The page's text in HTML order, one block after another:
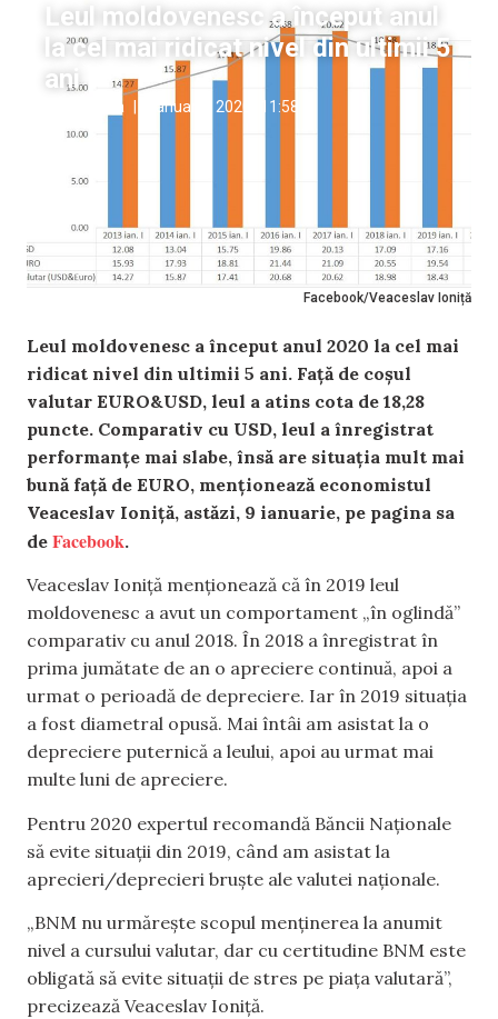
Facebook/Veaceslav Ioniță
Leul moldovenesc a început anul
la cel mai ridicat nivel din ultimii 5
ani
Stela Untila 9 ianuarie, 2020 11:58
Leul moldovenesc a început anul 2020 la cel mai
ridicat nivel din ultimii 5 ani. Față de coșul
valutar EURO&USD, leul a atins cota de 18,28
puncte. Comparativ cu USD, leul a înregistrat
performanțe mai slabe, însă are situația mult mai
bună față de EURO, menționează economistul
Veaceslav Ioniță, astăzi, 9 ianuarie, pe pagina sa
de Facebook.
Veaceslav Ioniță menționează că în 2019 leul
moldovenesc a avut un comportament „în oglindă”
comparativ cu anul 2018. În 2018 a înregistrat în
prima jumătate de an o apreciere continuă, apoi a
urmat o perioadă de depreciere. Iar în 2019 situația
a fost diametral opusă. Mai întâi am asistat la o
depreciere puternică a leului, apoi au urmat mai
multe luni de apreciere.
Pentru 2020 expertul recomandă Băncii Naționale
să evite situații din 2019, când am asistat la
aprecieri/deprecieri bruște ale valutei naționale.
„BNM nu urmărește scopul menținerea la anumit
nivel a cursului valutar, dar cu certitudine BNM este
obligată să evite situații de stres pe piața valutară”,
precizează Veaceslav Ioniță.